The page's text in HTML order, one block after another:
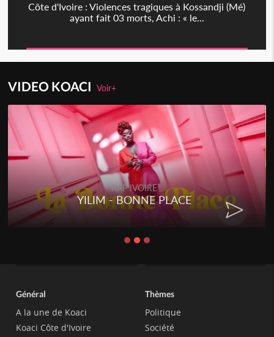
Côte d'Ivoire : Violences tragiques à Kossandji (Mé)
ayant fait 03 morts, Achi : « le...
VIDEO KOACIVoir+
RAP IVOIRE
YILIM - BONNE PLACE
Général
A la une de Koaci
Koaci Côte d'Ivoire
Thèmes
Politique
Société